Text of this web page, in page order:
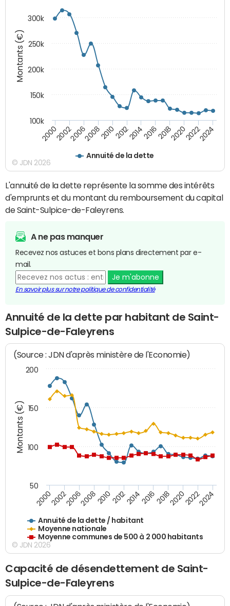
Montants (€)
Annuité de la dette
200020022006200820102012201420162018202020222024
100k
150k
200k
250k
300k
© JDN 2026
L'annuité de la dette représente la somme des intérêts
d'emprunts et du montant du remboursement du capital
de Saint-Sulpice-de-Faleyrens.
A ne pas manquer
Recevez nos astuces et bons plans directement par e-
mail.
Je m'abonne
En savoir plus sur notre politique de confidentialité
Annuité de la dette par habitant de Saint-
Sulpice-de-Faleyrens
Montants (€)
(Source : JDN d'après ministère de l'Economie)
Annuité de la dette / habitant
Moyenne nationale
Moyenne communes de 500 à 2 000 habitants
200020022006200820102012201420162018202020222024
50
100
150
200
© JDN 2026
Capacité de désendettement de Saint-
Sulpice-de-Faleyrens